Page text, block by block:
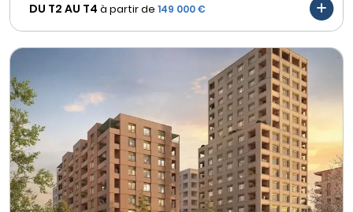
DU T2 AU T4 à partir de 149 000 €